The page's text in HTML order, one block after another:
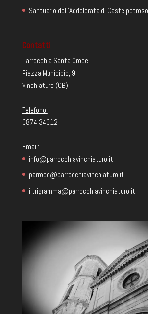
Santuario dell'Addolorata di Castelpetroso
Contatti
Parrocchia Santa Croce
Piazza Municipio, 9
Vinchiaturo (CB)
Telefono:
0874 34312
Email:
info@parrocchiavinchiaturo.it
parroco@parrocchiavinchiaturo.it
iltrigramma@parrocchiavinchiaturo.it